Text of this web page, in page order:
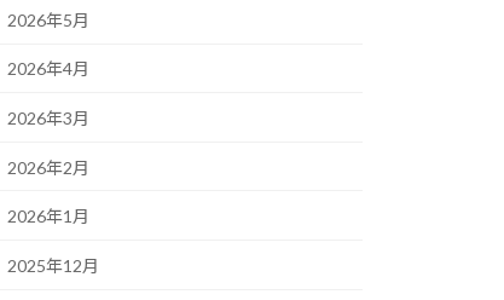
2026年5月
2026年4月
2026年3月
2026年2月
2026年1月
2025年12月